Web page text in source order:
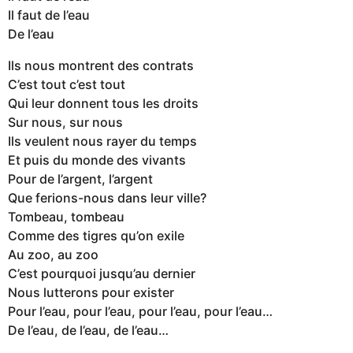
Il faut de l’eau
De l’eau
Ils nous montrent des contrats
C’est tout c’est tout
Qui leur donnent tous les droits
Sur nous, sur nous
Ils veulent nous rayer du temps
Et puis du monde des vivants
Pour de l’argent, l’argent
Que ferions-nous dans leur ville?
Tombeau, tombeau
Comme des tigres qu’on exile
Au zoo, au zoo
C’est pourquoi jusqu’au dernier
Nous lutterons pour exister
Pour l’eau, pour l’eau, pour l’eau, pour l’eau…
De l’eau, de l’eau, de l’eau…